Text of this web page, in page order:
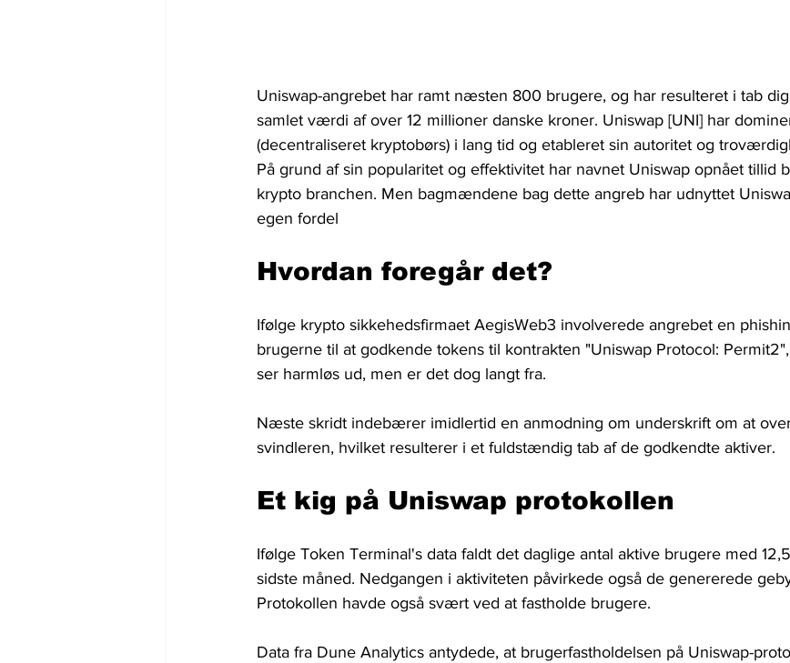
Uniswap-angrebet har ramt næsten 800 brugere, og har resulteret i tab
samlet værdi af over 12 millioner danske kroner. Uniswap [UNI] har
(decentraliseret kryptobørs) i lang tid og etableret sin autoritet og
På grund af sin popularitet og effektivitet har navnet Uniswap opnået tillid
krypto branchen. Men bagmændene bag dette angreb har udnyttet
egen fordel
Hvordan foregår det?
Ifølge krypto sikkehedsfirmaet AegisWeb3 involverede angrebet en
brugerne til at godkende tokens til kontrakten "Uniswap Protocol:
ser harmløs ud, men er det dog langt fra.
Næste skridt indebærer imidlertid en anmodning om underskrift om at
svindleren, hvilket resulterer i et fuldstændig tab af de godkendte aktiver.
Et kig på Uniswap protokollen
Ifølge Token Terminal's data faldt det daglige antal aktive brugere med
sidste måned. Nedgangen i aktiviteten påvirkede også de genererede
Protokollen havde også svært ved at fastholde brugere.
Data fra Dune Analytics antydede, at brugerfastholdelsen på Uniswap-